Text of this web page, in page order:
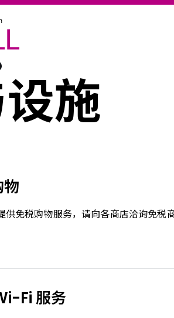
施
供免税购物服务，请向各商店洽询免税
Fi 服务